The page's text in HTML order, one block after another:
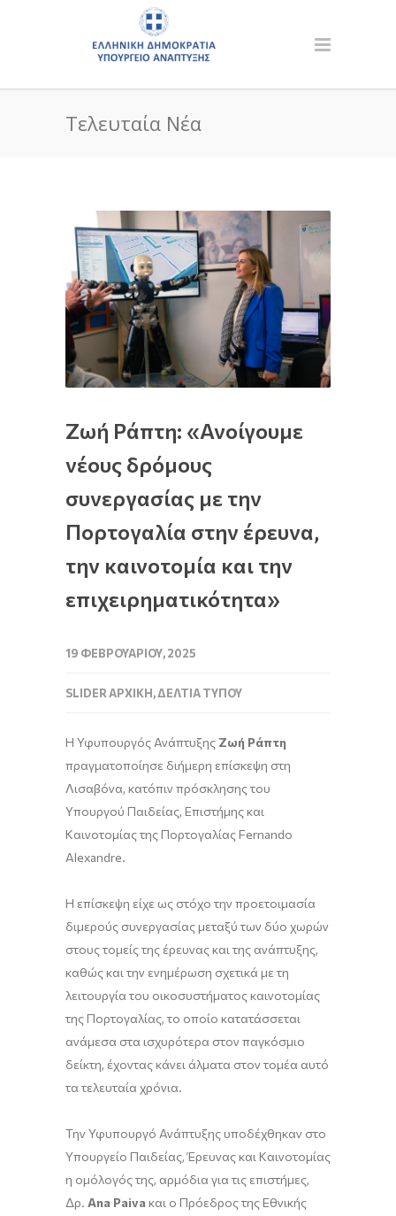
Τελευταία Νέα
Ζωή Ράπτη: «Ανοίγουμε
νέους δρόμους
συνεργασίας με την
Πορτογαλία στην έρευνα,
την καινοτομία και την
επιχειρηματικότητα»
19 ΦΕΒΡΟΥΑΡΊΟΥ, 2025
SLIDER ΑΡΧΙΚΉ,ΔΕΛΤΊΑ ΤΎΠΟΥ
Η Υφυπουργός Ανάπτυξης Ζωή Ράπτη
πραγματοποίησε διήμερη επίσκεψη στη
Λισαβόνα, κατόπιν πρόσκλησης του
Υπουργού Παιδείας, Επιστήμης και
Καινοτομίας της Πορτογαλίας Fernando
Alexandre.
Η επίσκεψη είχε ως στόχο την προετοιμασία
διμερούς συνεργασίας μεταξύ των δύο χωρών
στους τομείς της έρευνας και της ανάπτυξης,
καθώς και την ενημέρωση σχετικά με τη
λειτουργία του οικοσυστήματος καινοτομίας
της Πορτογαλίας, το οποίο κατατάσσεται
ανάμεσα στα ισχυρότερα στον παγκόσμιο
δείκτη, έχοντας κάνει άλματα στον τομέα αυτό
τα τελευταία χρόνια.
Την Υφυπουργό Ανάπτυξης υποδέχθηκαν στο
Υπουργείο Παιδείας, Έρευνας και Καινοτομίας
η ομόλογός της, αρμόδια για τις επιστήμες,
Δρ. Ana Paiva και ο Πρόεδρος της Εθνικής